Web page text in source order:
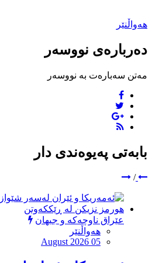
هەواڵنێر
دەربارەی نووسەر
مەتن سەبارەت بە نووسەر
بابەتی پەیوەندی دار
/
عێراق ناوچەکە و جیهان
هەواڵنێر
August 2026 05